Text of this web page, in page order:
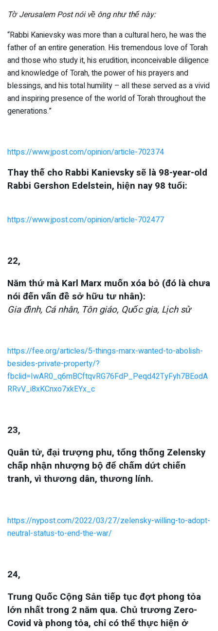
Tờ Jerusalem Post nói về ông như thế này:
“Rabbi Kanievsky was more than a cultural hero, he was the
father of an entire generation. His tremendous love of Torah
and those who study it, his erudition, inconceivable diligence
and knowledge of Torah, the power of his prayers and
blessings, and his total humility – all these served as a vivid
and inspiring presence of the world of Torah throughout the
generations.”
https://www.jpost.com/opinion/article-702374
Thay thế cho Rabbi Kanievsky sẽ là 98-year-old
Rabbi Gershon Edelstein, hiện nay 98 tuổi:
https://www.jpost.com/opinion/article-702477
22,
Năm thứ mà Karl Marx muốn xóa bỏ (đó là chưa
nói đến vấn đề sở hữu tư nhân):
Gia đình, Cá nhân, Tôn giáo, Quốc gia, Lịch sử
https://fee.org/articles/5-things-marx-wanted-to-abolish-
besides-private-property/?
fbclid=IwAR0_q6mBCftqvRG76FdP_Peqd42TyFyh7BEodA
RRvV_i8xKCnxo7xkEYx_c
23,
Quân tử, đại trượng phu, tổng thống Zelensky
chấp nhận nhượng bộ để chấm dứt chiến
tranh, vì thương dân, thương lính.
https://nypost.com/2022/03/27/zelensky-willing-to-adopt-
neutral-status-to-end-the-war/
24,
Trung Quốc Cộng Sản tiếp tục đợt phong tỏa
lớn nhất trong 2 năm qua. Chủ trương Zero-
Covid và phong tỏa, chỉ có thể thực hiện ở